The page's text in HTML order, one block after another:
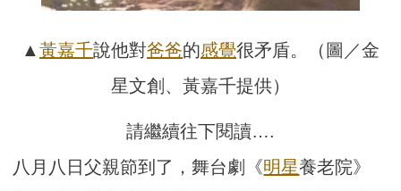
▲ 黃嘉千說他對爸爸的感覺很矛盾。（圖／金
星文創、黃嘉千提供）
請繼續往下閱讀….
八月八日父親節到了，舞台劇《明星養老院》